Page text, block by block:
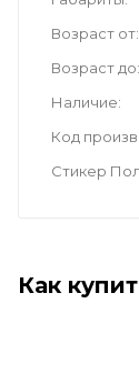
Возраст от
Возраст до
Наличие
Код
Стикер
Как